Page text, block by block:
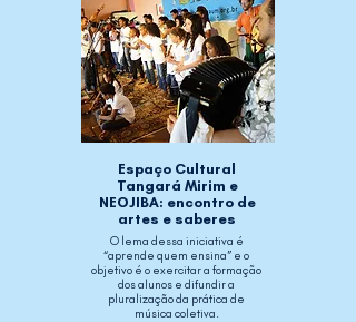
Espaço Cultural
Tangará Mirim e
NEOJIBA: encontro de
artes e saberes
O lema dessa iniciativa é
“aprende quem ensina” e o
objetivo é o exercitar a formação
dos alunos e difundir a
pluralização da prática de
música coletiva.